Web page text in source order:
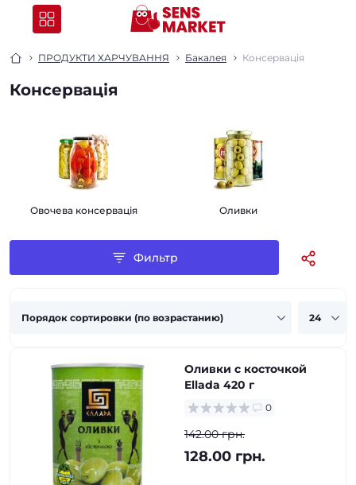
ПРОДУКТИ ХАРЧУВАННЯ Бакалея Консервація
Консервація
Овочева консервація Оливки
Фильтр
Оливки с косточкой
Ellada 420 г
0
142.00 грн.
128.00 грн.